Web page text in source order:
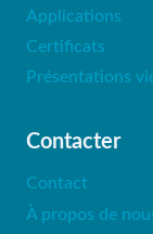
Applications
Certificats
Présentations
Contacter
Contact
À propos de